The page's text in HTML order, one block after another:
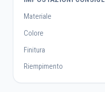
Materiale
Colore
Finitura
Riempimento